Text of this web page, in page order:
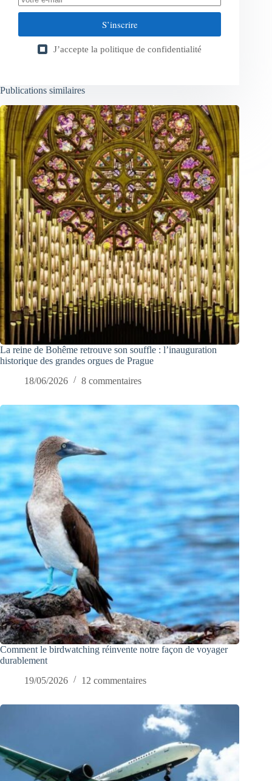
S’inscrire
J’accepte la politique de confidentialité
Publications similaires
La reine de Bohême retrouve son souffle : l’inauguration
historique des grandes orgues de Prague
18/06/2026
8 commentaires
Comment le birdwatching réinvente notre façon de voyager
durablement
19/05/2026
12 commentaires